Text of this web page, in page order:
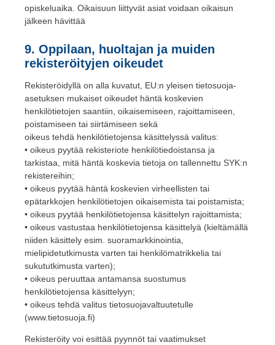
opiskeluaika. Oikaisuun liittyvät asiat voidaan oikaisun
jälkeen hävittää
9. Oppilaan, huoltajan ja muiden
rekisteröityjen oikeudet
Rekisteröidyllä on alla kuvatut, EU:n yleisen tietosuoja-
asetuksen mukaiset oikeudet häntä koskevien
henkilötietojen saantiin, oikaisemiseen, rajoittamiseen,
poistamiseen tai siirtämiseen sekä
oikeus tehdä henkilötietojensa käsittelyssä valitus:
• oikeus pyytää rekisteriote henkilötiedoistansa ja
tarkistaa, mitä häntä koskevia tietoja on tallennettu SYK:n
rekistereihin;
• oikeus pyytää häntä koskevien virheellisten tai
epätarkkojen henkilötietojen oikaisemista tai poistamista;
• oikeus pyytää henkilötietojensa käsittelyn rajoittamista;
• oikeus vastustaa henkilötietojensa käsittelyä (kieltämällä
niiden käsittely esim. suoramarkkinointia,
mielipidetutkimusta varten tai henkilömatrikkelia tai
sukututkimusta varten);
• oikeus peruuttaa antamansa suostumus
henkilötietojensa käsittelyyn;
• oikeus tehdä valitus tietosuojavaltuutetulle
(www.tietosuoja.fi)
Rekisteröity voi esittää pyynnöt tai vaatimukset